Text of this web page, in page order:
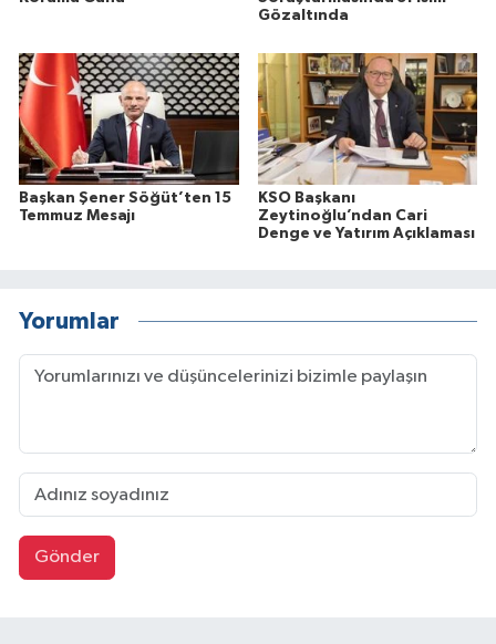
Gözaltında
Başkan Şener Söğüt’ten 15
Temmuz Mesajı
KSO Başkanı
Zeytinoğlu’ndan Cari
Denge ve Yatırım Açıklaması
Yorumlar
Gönder